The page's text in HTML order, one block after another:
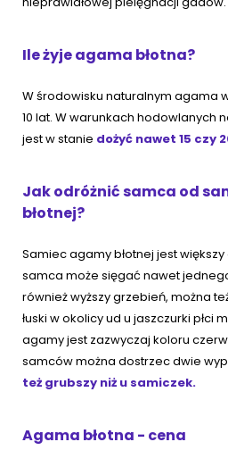
Ile żyje agama błotna?
W środowisku naturalnym agama
10 lat. W warunkach hodowlanych
jest w stanie dożyć nawet 15 czy
Jak odróżnić samca od
błotnej?
Samiec agamy błotnej jest
samca może sięgać nawet
również wyższy grzebień, można
łuski w okolicy ud u jaszczurki płci
agamy jest zazwyczaj koloru
samców można dostrzec dwie
też grubszy niż u samiczek.
Agama błotna - cena